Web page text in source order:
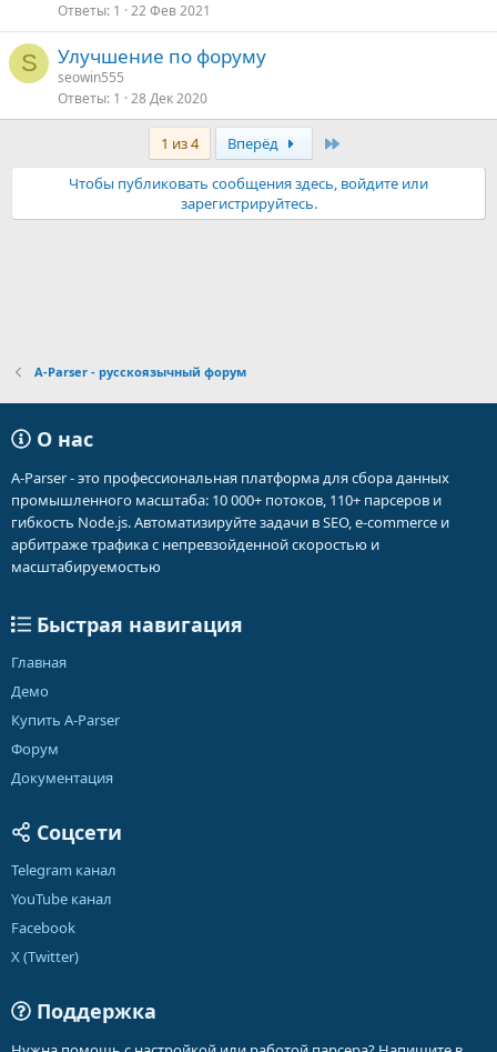
Ответы 1 22 Фев 2021
S Улучшение по форуму
seowin555
Ответы 1 28 Дек 2020
1 из 4 Вперёд
Чтобы публиковать сообщения здесь, войдите или
зарегистрируйтесь.
A-Parser - русскоязычный форум
О нас
A-Parser - это профессиональная платформа для сбора данных
промышленного масштаба: 10 000+ потоков, 110+ парсеров и
гибкость Node.js. Автоматизируйте задачи в SEO, e-commerce и
арбитраже трафика с непревзойденной скоростью и
масштабируемостью
Быстрая навигация
Главная
Демо
Купить A-Parser
Форум
Документация
Соцсети
Telegram канал
YouTube канал
Facebook
X (Twitter)
Поддержка